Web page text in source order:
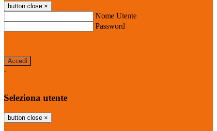
button close ×
Nome Utente
Password
-
Seleziona utente
button close ×